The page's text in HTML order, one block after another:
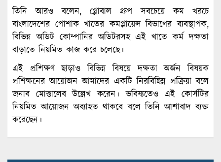
তিনি আরও বলেন, গ্লোবাল গ্রুপ সবচেয়ে কম খরচে
বাংলাদেশের পোশাক খাতের কমপ্লায়েন্স বিভাগের ব্যবস্থাপক,
বিভিন্ন অডিট কোম্পানির অডিটরসহ এই খাতে কর্ম দক্ষতা
বাড়াতে নিয়মিত কাজ করে চলেছে।
এই প্রশিক্ষণ ছাড়াও বিভিন্ন বিষয়ে দক্ষতা অর্জন বিষয়ক
প্রশিক্ষনের আয়োজন আমাদের একটি নিরবিছিন্ন প্রক্রিয়া বলে
জনাব মোত্তালেব উল্লেখ করেন। ভবিষ্যতেও এই কোর্সটির
নিয়মিত আয়োজন অব্যাহত থাকবে বলে তিনি আশাবাদ ব্যক্ত
করেছেন।